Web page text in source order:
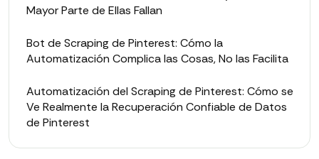
Mayor Parte de Ellas Fallan
Bot de Scraping de Pinterest: Cómo la
Automatización Complica las Cosas, No las Facilita
Automatización del Scraping de Pinterest: Cómo se
Ve Realmente la Recuperación Confiable de Datos
de Pinterest